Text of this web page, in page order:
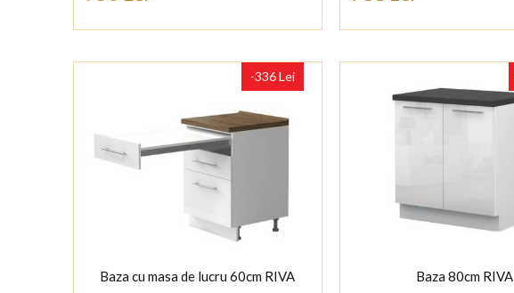
-336 Lei
Baza cu masa de lucru 60cm RIVA Baza 80cm RIVA